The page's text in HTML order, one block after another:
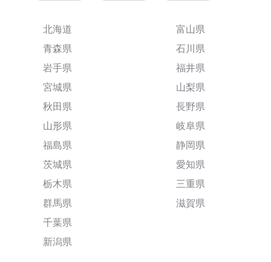
北海道
青森県
岩手県
宮城県
秋田県
山形県
福島県
茨城県
栃木県
群馬県
千葉県
新潟県
富山県
石川県
福井県
山梨県
長野県
岐阜県
静岡県
愛知県
三重県
滋賀県